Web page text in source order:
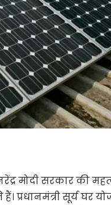
मोदी सरकार की
प्रधानमंत्री सूर्य